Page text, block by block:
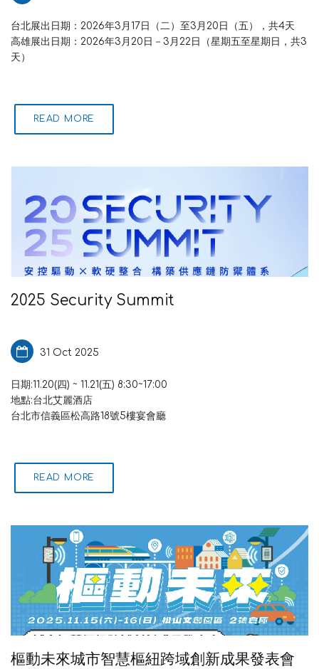
台北展出日期：2026年3月17日（二）至3月20日（五），共4天
高雄展出日期：2026年3月20日－3月22日（星期五至星期日，共3
天）
READ MORE
2025 Security Summit
31 Oct 2025
日期:11.20(四) ~ 11.21(五) 8:30~17:00
地點:台北艾麗酒店
台北市信義區松高路18號5樓宴會廳
READ MORE
樞動未來城市智慧樞紐跨域創新成果發表會